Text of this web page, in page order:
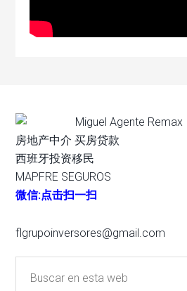
Miguel Agente Remax
房地产中介 买房贷款
西班牙投资移民
MAPFRE SEGUROS
微信:点击扫一扫
flgrupoinversores@gmail.com